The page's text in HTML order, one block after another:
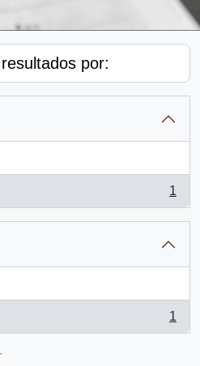
por:
1
1